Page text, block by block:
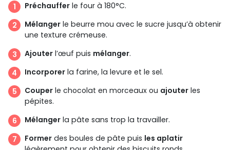
Préchauffer le four à 180°C.
Mélanger le beurre mou avec le sucre jusqu’à obtenir
une texture crémeuse.
Ajouter l’œuf puis mélanger.
Incorporer la farine, la levure et le sel.
Couper le chocolat en morceaux ou ajouter les
pépites.
Mélanger la pâte sans trop la travailler.
Former des boules de pâte puis les aplatir